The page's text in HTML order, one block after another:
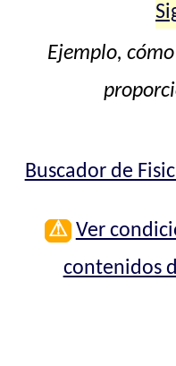
Ejemplo,
Buscador de
⚠ Ver
contenidos